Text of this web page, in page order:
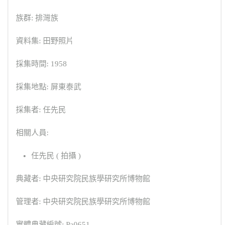
族群: 排灣族
資料集: 田野照片
採集時間: 1958
採集地點: 屏東泰武
採集者: 任先民
相關人員:
任先民 ( 拍攝 )
典藏者: 中央研究院民族學研究所博物館
管理者: 中央研究院民族學研究所博物館